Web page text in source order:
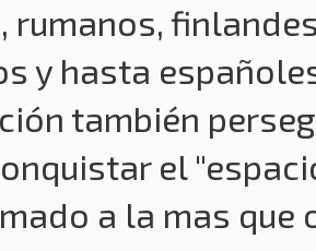
rumanos,
y hasta
también
el
a la mas